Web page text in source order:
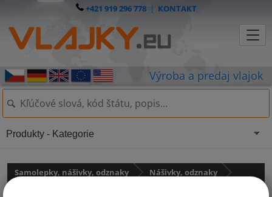
+421 919 296 778| KONTAKT
Samolepky, nášivky, odznaky
Nášivky, odznaky
Produkty - Kategorie